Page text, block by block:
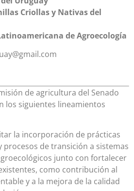
Criollas y Nativas del
de Agroecología
de agricultura del Senado
los siguientes lineamientos
la incorporación de prácticas
procesos de transición a sistemas
junto con fortalecer
como contribución al
y a la mejora de la calidad